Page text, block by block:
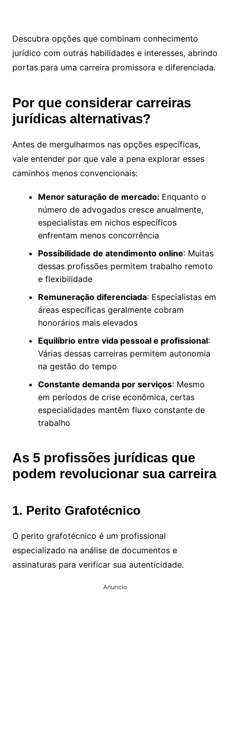
Descubra opções que combinam conhecimento
jurídico com outras habilidades e interesses, abrindo
portas para uma carreira promissora e diferenciada.
Por que considerar carreiras
jurídicas alternativas?
Antes de mergulharmos nas opções específicas,
vale entender por que vale a pena explorar esses
caminhos menos convencionais:
Menor saturação de mercado: Enquanto o
número de advogados cresce anualmente,
especialistas em nichos específicos
enfrentam menos concorrência
Possibilidade de atendimento online: Muitas
dessas profissões permitem trabalho remoto
e flexibilidade
Remuneração diferenciada: Especialistas em
áreas específicas geralmente cobram
honorários mais elevados
Equilíbrio entre vida pessoal e profissional:
Várias dessas carreiras permitem autonomia
na gestão do tempo
Constante demanda por serviços: Mesmo
em períodos de crise econômica, certas
especialidades mantêm fluxo constante de
trabalho
As 5 profissões jurídicas que
podem revolucionar sua carreira
1. Perito Grafotécnico
O perito grafotécnico é um profissional
especializado na análise de documentos e
assinaturas para verificar sua autenticidade.
Anuncio